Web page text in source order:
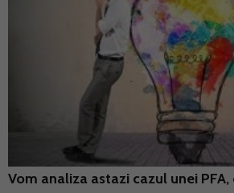
Vom analiza astazi cazul unei PFA,